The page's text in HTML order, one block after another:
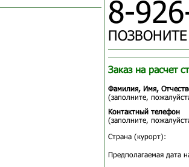
8-
Заказ на расчет
Фамилия, Имя,
(заполните,
Контактный телефон
(заполните,
Страна (курорт):
Предполагаемая дата